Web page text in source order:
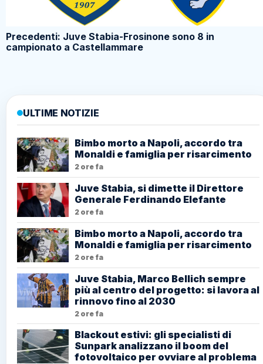
Precedenti: Juve Stabia-Frosinone sono 8 in
campionato a Castellammare
ULTIME NOTIZIE
Bimbo morto a Napoli, accordo tra
Monaldi e famiglia per risarcimento
2 ore fa
Juve Stabia, si dimette il Direttore
Generale Ferdinando Elefante
2 ore fa
Bimbo morto a Napoli, accordo tra
Monaldi e famiglia per risarcimento
2 ore fa
Juve Stabia, Marco Bellich sempre
più al centro del progetto: si lavora al
rinnovo fino al 2030
2 ore fa
Blackout estivi: gli specialisti di
Sunpark analizzano il boom del
fotovoltaico per ovviare al problema